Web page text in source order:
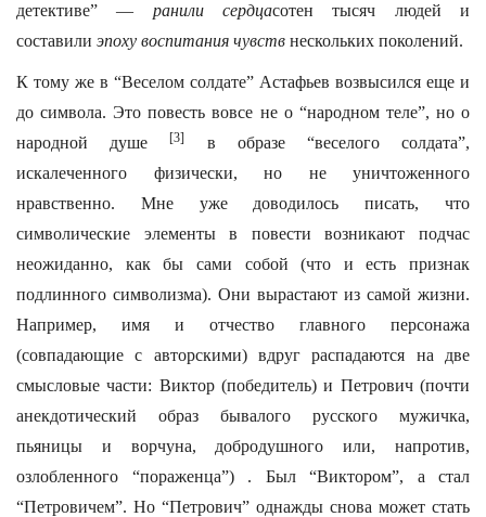
детективе” — ранили сердцасотен тысяч людей и
составили эпоху воспитания чувств нескольких поколений.
К тому же в “Веселом солдате” Астафьев возвысился еще и
до символа. Это повесть вовсе не о “народном теле”, но о
народной душе[3]
в образе “веселого солдата”,
искалеченного физически, но не уничтоженного
нравственно. Мне уже доводилось писать, что
символические элементы в повести возникают подчас
неожиданно, как бы сами собой (что и есть признак
подлинного символизма). Они вырастают из самой жизни.
Например, имя и отчество главного персонажа
(совпадающие с авторскими) вдруг распадаются на две
смысловые части: Виктор (победитель) и Петрович (почти
анекдотический образ бывалого русского мужичка,
пьяницы и ворчуна, добродушного или, напротив,
озлобленного “пораженца”) . Был “Виктором”, а стал
“Петровичем”. Но “Петрович” однажды снова может стать